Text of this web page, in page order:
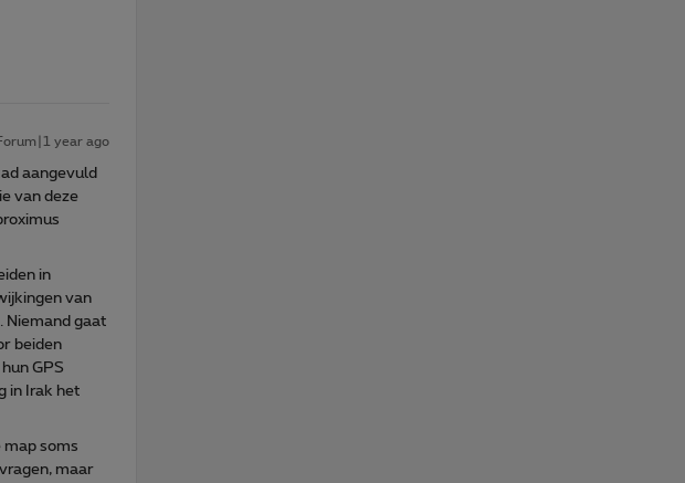
year ago
aangevuld
van deze
in
van
Niemand gaat
beiden
GPS
in Irak het
map soms
maar